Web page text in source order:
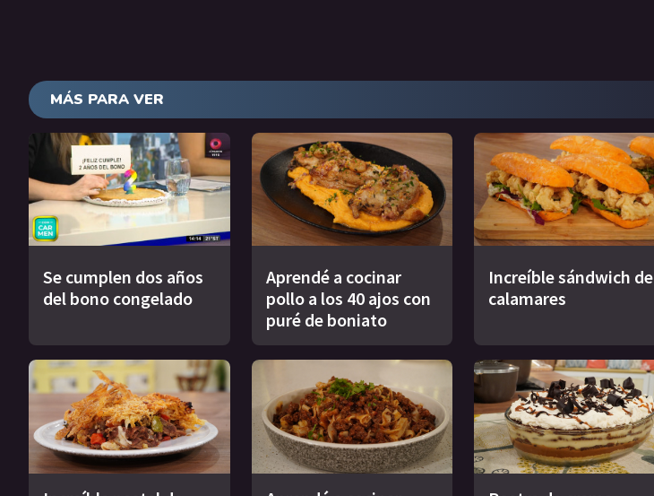
MÁS PARA VER
Se cumplen dos años
del bono congelado
Aprendé a cocinar
pollo a los 40 ajos con
puré de boniato
Increíble sándwich de
calamares